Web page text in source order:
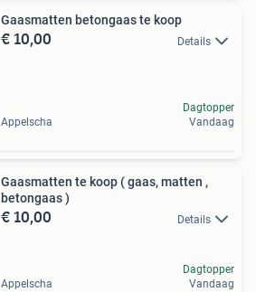
Gaasmatten betongaas te koop
€ 10,00 Details
Appelscha
Dagtopper
Vandaag
Gaasmatten te koop ( gaas, matten ,
betongaas )
€ 10,00 Details
Appelscha
Dagtopper
Vandaag